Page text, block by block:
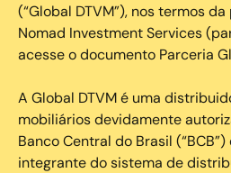
(“Global DTVM”), nos termos
Nomad Investment Services
acesse o documento Parceria
A Global DTVM é uma
mobiliários devidamente
Banco Central do Brasil
integrante do sistema de